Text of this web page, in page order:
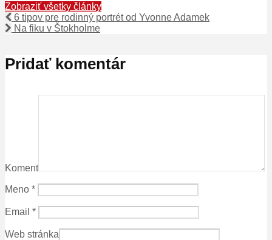
Zobraziť všetky články
6 tipov pre rodinný portrét od Yvonne Adamek
Na fiku v Štokholme
Pridať komentár
Koment
Meno *
Email *
Web stránka